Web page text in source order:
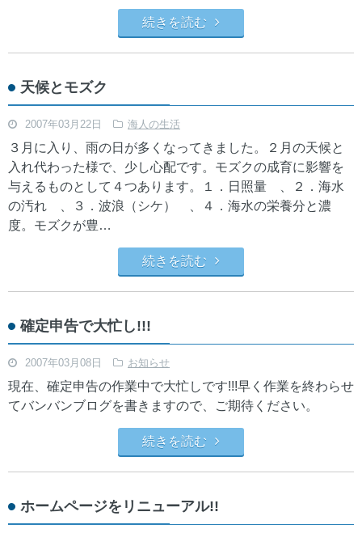
続きを読む
天候とモズク
2007年03月22日 海人の生活
３月に入り、雨の日が多くなってきました。２月の天候と
入れ代わった様で、少し心配です。モズクの成育に影響を
与えるものとして４つあります。１．日照量 、２．海水
の汚れ 、３．波浪（シケ） 、４．海水の栄養分と濃
度。モズクが豊…
続きを読む
確定申告で大忙し!!!
2007年03月08日 お知らせ
現在、確定申告の作業中で大忙しです!!!早く作業を終わらせ
てバンバンブログを書きますので、ご期待ください。
続きを読む
ホームページをリニューアル!!